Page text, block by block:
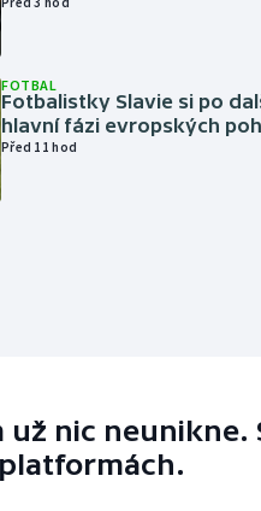
FOTBAL
Fotbalistky Slavie si po
hlavní fázi evropských
Před 11 hod
už nic neunikne.